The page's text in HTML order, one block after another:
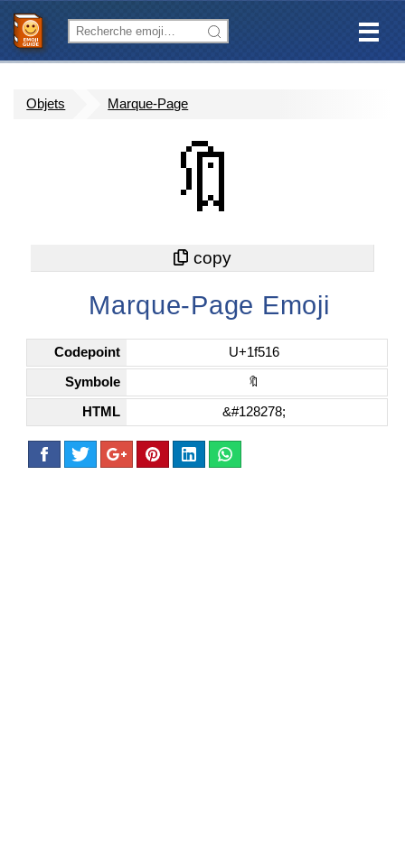
Objets Marque-Page
🔖
Marque-Page Emoji
Codepoint U+1f516
Symbole 🔖
HTML &#128278;